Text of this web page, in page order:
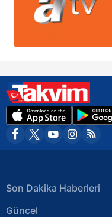
Son Dakika Haberleri
Güncel